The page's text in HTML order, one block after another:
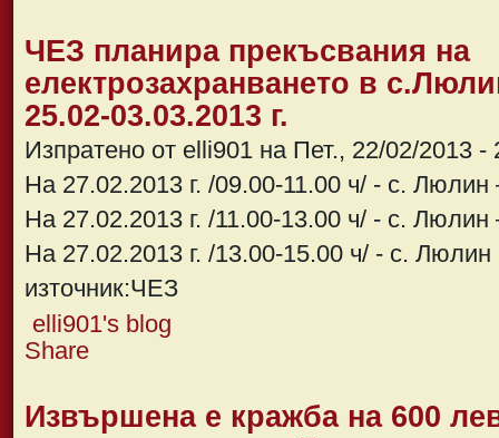
ЧЕЗ планира прекъсвания на
електрозахранването в
25.02-03.03.2013 г.
Изпратено от elli901 на Пет., 22/02/2013 -
На 27.02.2013 г. /09.00-11.00 ч/ - с. Люлин
На 27.02.2013 г. /11.00-13.00 ч/ - с. Люлин
На 27.02.2013 г. /13.00-15.00 ч/ - с. Люлин
източник:ЧЕЗ
elli901's blog
Share
Извършена е кражба на 600